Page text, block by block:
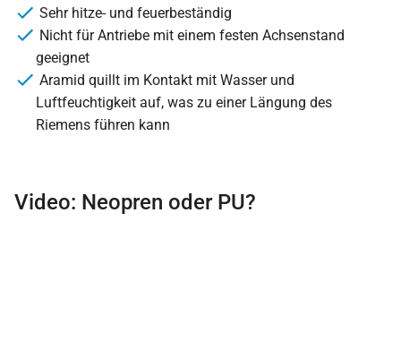
Sehr hitze- und feuerbeständig
Nicht für Antriebe mit einem festen Achsenstand
geeignet
Aramid quillt im Kontakt mit Wasser und
Luftfeuchtigkeit auf, was zu einer Längung des
Riemens führen kann
Video: Neopren oder PU?